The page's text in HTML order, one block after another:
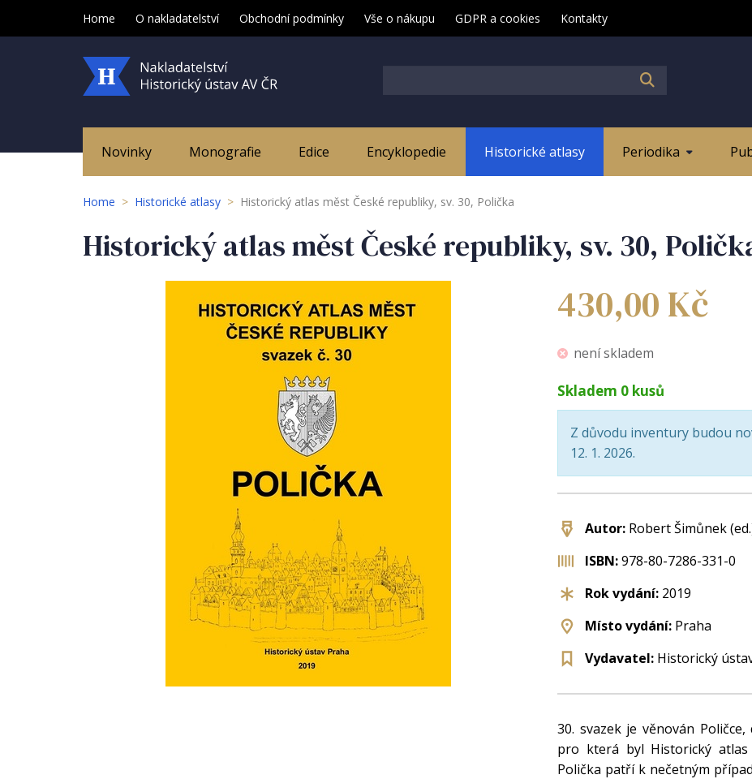
Home O nakladatelství Obchodní podmínky Vše o nákupu GDPR a cookies Kontakty
Novinky Monografie Edice Encyklopedie Historické atlasy Periodika
Home > Historické atlasy > Historický atlas měst České republiky, sv. 30, Polička
Historický atlas měst České republiky, sv. 30,
430,00Kč
není skladem
Skladem 0 kusů
Z důvodu inventury budou
12. 1. 2026.
Autor: Robert Šimůnek
ISBN:978-80-7286-331-0
Rok vydání: 2019
Místo vydání: Praha
Vydavatel: Historický
30. svazek je věnován
pro která byl Historický
Polička patří k nečetným